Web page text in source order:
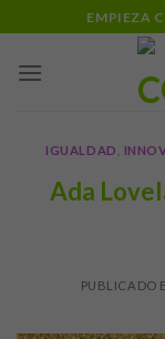
to
content
EMPIEZA
IGUALDAD
Ada
PUBLICADO